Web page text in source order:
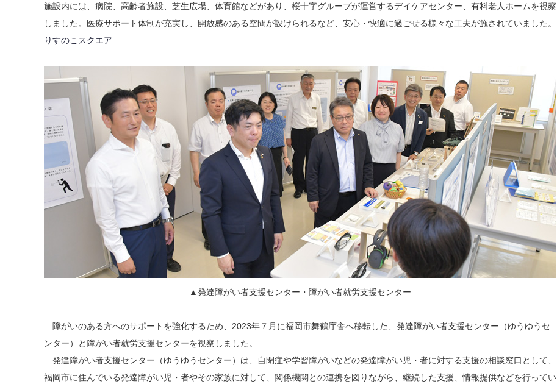
施設内には、病院、高齢者施設、芝生広場、体育館などがあり、桜十字グループが運営するデイケアセンター、有料老人ホームを視察
しました。医療サポート体制が充実し、開放感のある空間が設けられるなど、安心・快適に過ごせる様々な工夫が施されていました。
りすのこスクエア
▲発達障がい者支援センター・障がい者就労支援センター
障がいのある方へのサポートを強化するため、2023年７月に福岡市舞鶴庁舎へ移転した、発達障がい者支援センター（ゆうゆうセ
ンター）と障がい者就労支援センターを視察しました。
発達障がい者支援センター（ゆうゆうセンター）は、自閉症や学習障がいなどの発達障がい児・者に対する支援の相談窓口として、
福岡市に住んでいる発達障がい児・者やその家族に対して、関係機関との連携を図りながら、継続した支援、情報提供などを行ってい